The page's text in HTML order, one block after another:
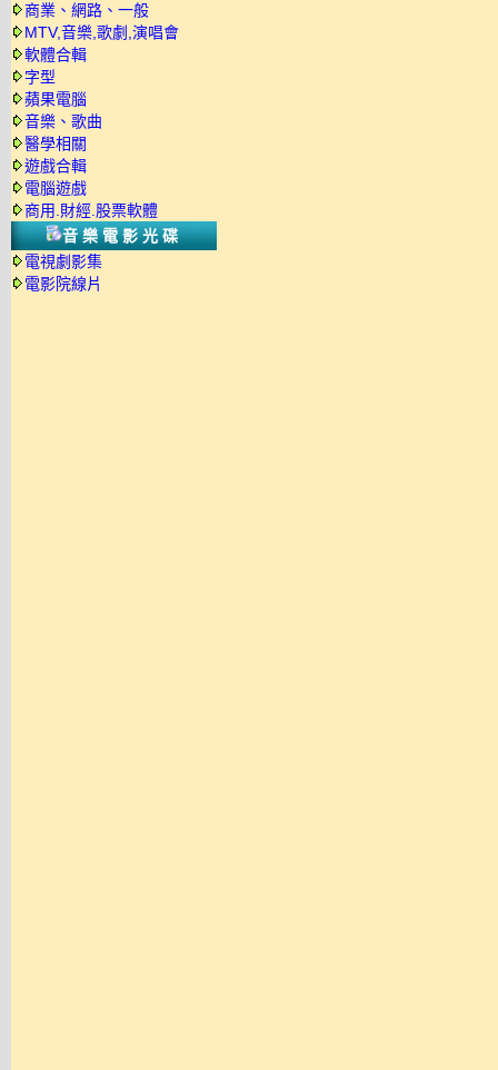
商業、網路、一般
MTV,音樂,歌劇,演唱會
軟體合輯
字型
蘋果電腦
音樂、歌曲
醫學相關
遊戲合輯
電腦遊戲
商用.財經.股票軟體
音樂電影光碟
電視劇影集
電影院線片